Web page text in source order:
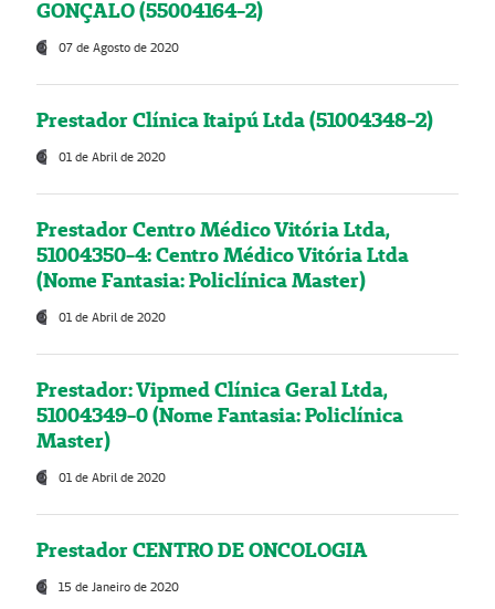
GONÇALO (55004164-2)
07 de Agosto de 2020
Prestador Clínica Itaipú Ltda (51004348-2)
01 de Abril de 2020
Prestador Centro Médico Vitória Ltda,
51004350-4: Centro Médico Vitória Ltda
(Nome Fantasia: Policlínica Master)
01 de Abril de 2020
Prestador: Vipmed Clínica Geral Ltda,
51004349-0 (Nome Fantasia: Policlínica
Master)
01 de Abril de 2020
Prestador CENTRO DE ONCOLOGIA
15 de Janeiro de 2020